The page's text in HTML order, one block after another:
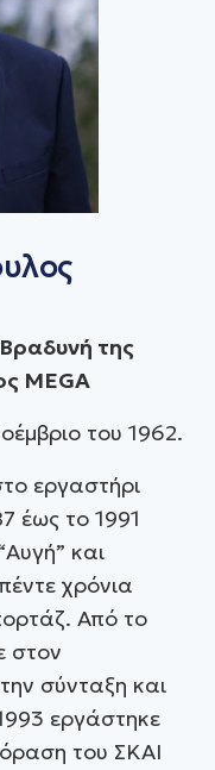
της
MEGA
του 1962.
εργαστήρι
έως το 1991
και
χρόνια
Από το
στον
σύνταξη και
εργάστηκε
του ΣΚΑΙ